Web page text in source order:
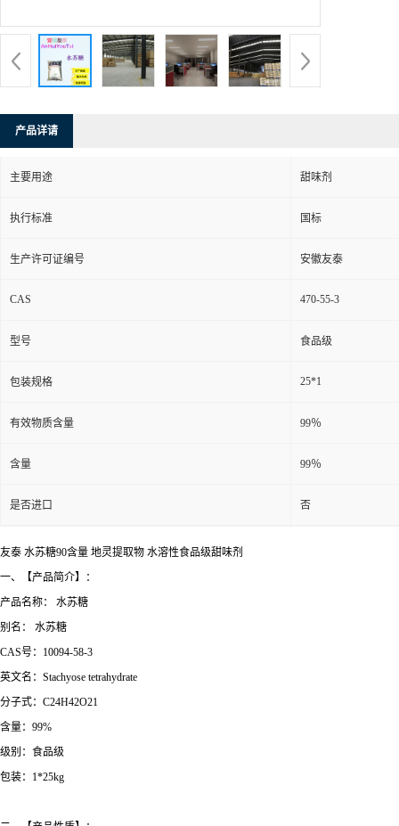
产品详请
主要用途 甜味剂
执行标准 国标
生产许可证编号 安徽友泰
CAS 470-55-3
型号 食品级
包装规格 25*1
有效物质含量 99％
含量 99％
是否进口 否
友泰 水苏糖90含量 地灵提取物 水溶性食品级甜味剂
一、【产品简介】：
产品名称： 水苏糖
别名： 水苏糖
CAS号：10094-58-3
英文名：Stachyose tetrahydrate
分子式：C24H42O21
含量：99%
级别：食品级
包装：1*25kg